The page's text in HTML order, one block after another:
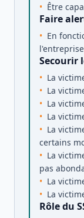
Être
Faire
En
l'entreprise
Secourir
La
La
La
La
La
certains
La
pas
La
La
Rôle du